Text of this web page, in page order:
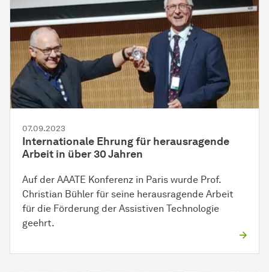
07.09.2023
Internationale Ehrung für herausragende
Arbeit in über 30 Jahren
Auf der AAATE Konferenz in Paris wurde Prof.
Christian Bühler für seine herausragende Arbeit
für die Förderung der Assistiven Technologie
geehrt.